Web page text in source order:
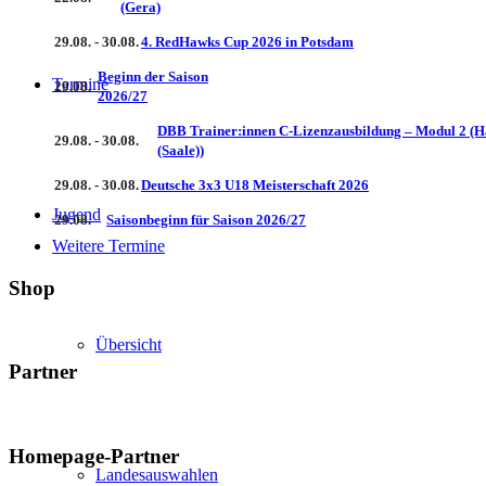
Termine
Jugend
Übersicht
Landesauswahlen
(Gera)
29.08. - 30.08.4. RedHawks Cup 2026 in Potsdam
29.08.
Beginn der Saison
2026/27
29.08. - 30.08.
DBB Trainer:innen C-Lizenzausbildung – Modul 2
(Saale))
29.08. - 30.08.Deutsche 3x3 U18 Meisterschaft 2026
29.08. Saisonbeginn für Saison 2026/27
Weitere Termine
Shop
Partner
Homepage-Partner